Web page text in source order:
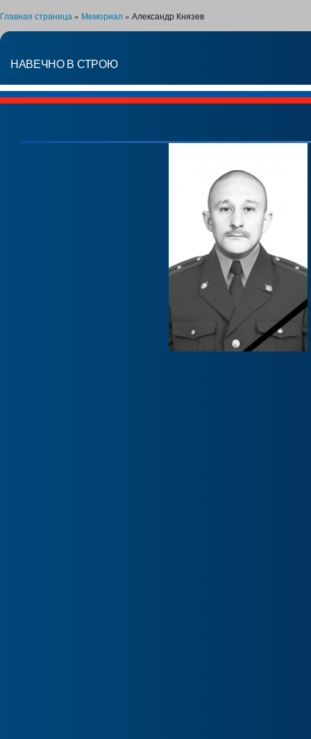
Главная страница » Мемориал » Александр Князев
НАВЕЧНО В СТРОЮ